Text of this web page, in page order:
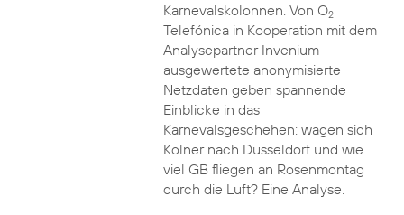
Karnevalskolonnen. Von O2
Telefónica in Kooperation mit dem
Analysepartner Invenium
ausgewertete anonymisierte
Netzdaten geben spannende
Einblicke in das
Karnevalsgeschehen: wagen sich
Kölner nach Düsseldorf und wie
viel GB fliegen an Rosenmontag
durch die Luft? Eine Analyse.